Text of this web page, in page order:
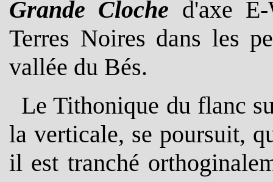
Grande Cloche d'axe
Terres Noires dans les
vallée du Bés.
Le Tithonique du flanc
la verticale, se poursuit,
il est tranché